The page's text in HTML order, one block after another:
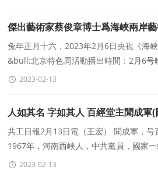
傑出藝術家蔡俊章博士爲海峽兩岸
兔大展》
兔年正月十六，2023年2月6日央視《海
&bull;北京特色周活動播出時間：2月6号
CCTV4播出欄目：《海峽兩岸》首播：晚
2023-02-13
人如其名 字如其人 百經堂主聞成軍(
共工日報2月13日電（王宏） 聞成軍，
1967年，河南西峽人，中共黨員，國家
中國國際書畫藝術委員會委員，河南省人
2023-02-13